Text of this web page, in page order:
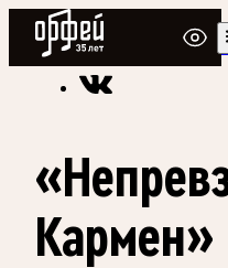
Радио Орфей
Радио классической
Кармен»